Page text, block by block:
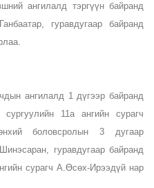
ангилалд тэргүүн байранд
гуравдугаар байранд
ангилалд 1 дүгээр байранд
11а ангийн сурагч
боловсролын 3 дугаар
гуравдугаар байранд
сурагч А.Өсөх-Ирээдүй нар